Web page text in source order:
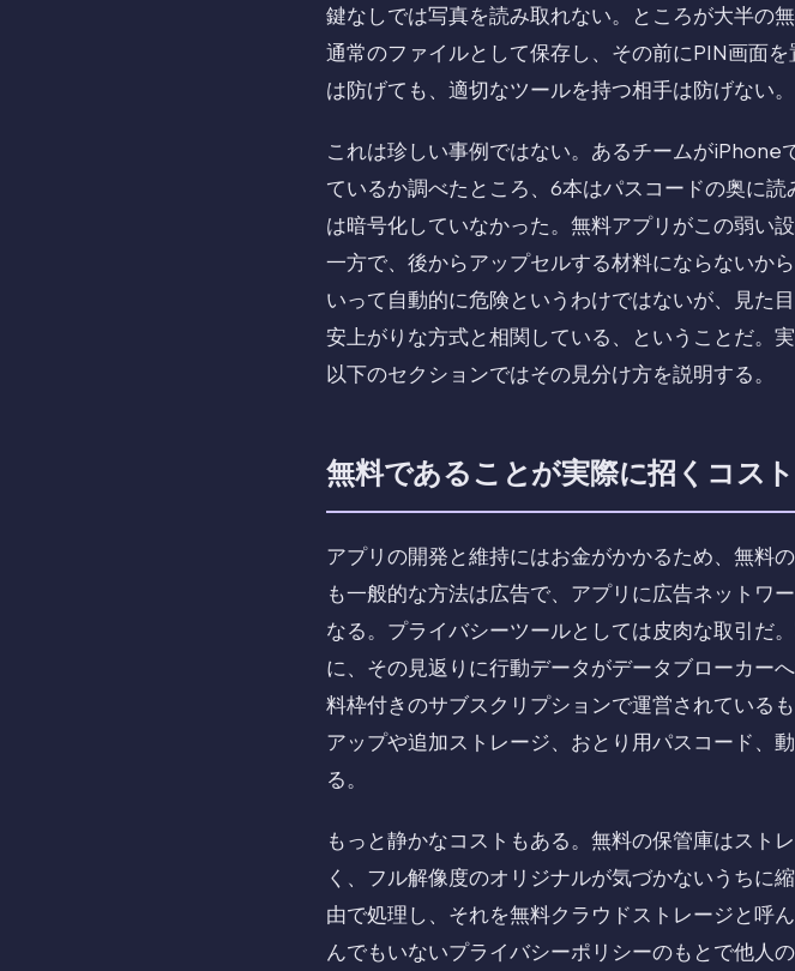
鍵なしでは写真を読み取れない。ところが大半の
通常のファイルとして保存し、その前にPIN画面
は防げても、適切なツールを持つ相手は防げない。
これは珍しい事例ではない。あるチームが
ているか調べたところ、6本はパスコードの奥に
は暗号化していなかった。無料アプリがこの弱い
一方で、後からアップセルする材料にならないか
いって自動的に危険というわけではないが、見た
安上がりな方式と相関している、ということだ。
以下のセクションではその見分け方を説明する。
無料であることが実際に招くコスト
アプリの開発と維持にはお金がかかるため、無料
も一般的な方法は広告で、アプリに広告ネットワ
なる。プライバシーツールとしては皮肉な取引だ
に、その見返りに行動データがデータブローカー
料枠付きのサブスクリプションで運営されている
アップや追加ストレージ、おとり用パスコード、
る。
もっと静かなコストもある。無料の保管庫はスト
く、フル解像度のオリジナルが気づかないうちに
由で処理し、それを無料クラウドストレージと呼
んでもいないプライバシーポリシーのもとで他人